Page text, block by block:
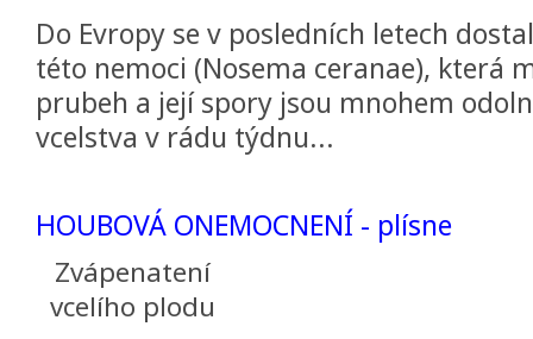
Do Evropy se v posledních letech
této nemoci (Nosema ceranae), která
prubeh a její spory jsou mnohem
vcelstva v rádu týdnu...
HOUBOVÁ ONEMOCNENÍ - plísne
Zvápenatení
vcelího plodu